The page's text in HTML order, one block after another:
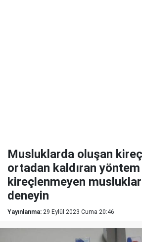
Musluklarda oluşan
ortadan kaldıran
kireçlenmeyen
deneyin
Yayınlanma: 29 Eylül 2023 Cuma 20:46